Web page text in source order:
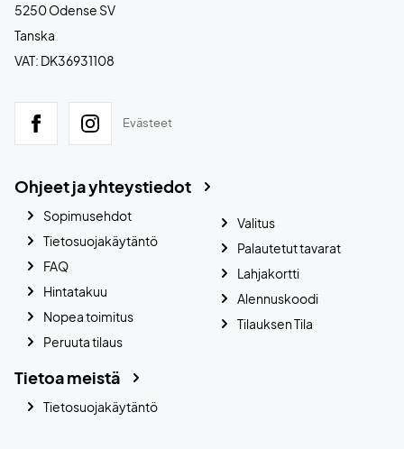
5250 Odense SV
Tanska
VAT: DK36931108
Evästeet
Ohjeet ja yhteystiedot
Sopimusehdot
Tietosuojakäytäntö
FAQ
Hintatakuu
Nopea toimitus
Peruuta tilaus
Valitus
Palautetut tavarat
Lahjakortti
Alennuskoodi
Tilauksen Tila
Tietoa meistä
Tietosuojakäytäntö